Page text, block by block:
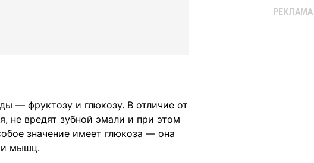
— фруктозу и глюкозу. В отличие от
не вредят зубной эмали и при этом
значение имеет глюкоза — она
и мышц.